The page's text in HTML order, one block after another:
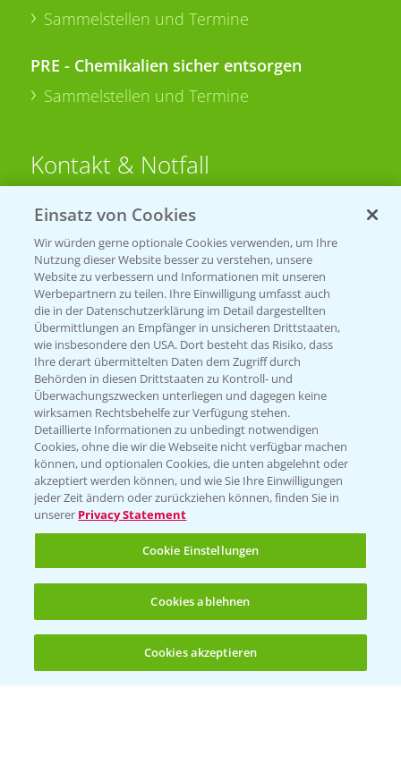
(noch 4)
Sammelstellen und Termine
PRE - Chemikalien sicher entsorgen
Sammelstellen und Termine
Kontakt & Notfall
Beratung auf WhatsApp
T.+49 (0)174 346 564 1
KONTAKT
Hilfe in Notfällen
T.+49 (0)214/30-20220
Folgen Sie uns
Allgemeine Nutzungsbedingungen
Datenschutzerklärung
Einsatz von Cookies
Wir würden gerne optionale Cookies verwenden, um Ihre
Nutzung dieser Website besser zu verstehen, unsere
Website zu verbessern und Informationen mit unseren
Werbepartnern zu teilen. Ihre Einwilligung umfasst auch
die in der Datenschutzerklärung im Detail dargestellten
Übermittlungen an Empfänger in unsicheren Drittstaaten,
wie insbesondere den USA. Dort besteht das Risiko, dass
Ihre derart übermittelten Daten dem Zugriff durch
Behörden in diesen Drittstaaten zu Kontroll- und
Überwachungszwecken unterliegen und dagegen keine
wirksamen Rechtsbehelfe zur Verfügung stehen.
Detaillierte Informationen zu unbedingt notwendigen
Cookies, ohne die wir die Webseite nicht verfügbar machen
können, und optionalen Cookies, die unten abgelehnt oder
akzeptiert werden können, und wie Sie Ihre Einwilligungen
jeder Zeit ändern oder zurückziehen können, finden Sie in
unserer Privacy Statement
Cookie Einstellungen
Cookies ablehnen
Cookies akzeptieren